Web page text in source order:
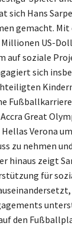
sich Hans
gemacht.
Millionen US-
auf soziale
sich
Great
Verona
zu nehmen
hinaus zeigt
für
den